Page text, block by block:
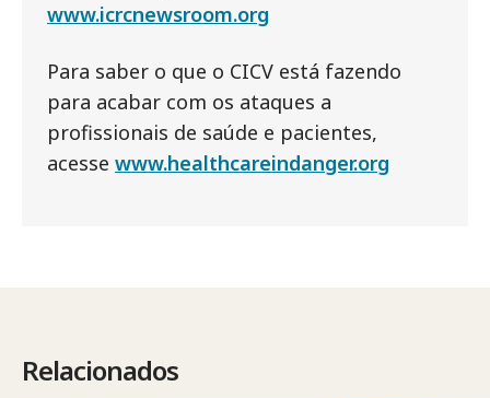
www.icrcnewsroom.org
Para saber o que o CICV está fazendo
para acabar com os ataques a
profissionais de saúde e pacientes,
acesse www.healthcareindanger.org
Relacionados